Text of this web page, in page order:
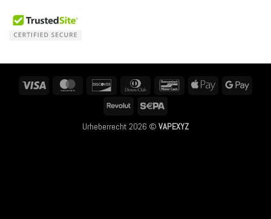
Visa MasterCard Discover
Dinners
BancontactApple
Revolut
Urheberrecht 2026 © VAPEXYZ